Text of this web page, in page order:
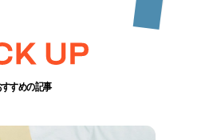
すすめの記事